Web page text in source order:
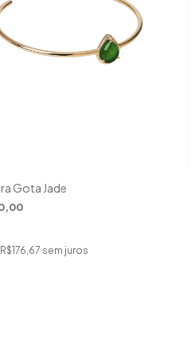
Gota Jade
R$176,67 sem juros